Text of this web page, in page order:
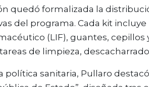
quedó formalizada la
del programa. Cada kit
(LIF), guantes,
de limpieza,
política sanitaria, Pullaro